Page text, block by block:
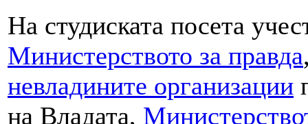
На студиската посета
Министерството за правда
невладините организации
на Владата,